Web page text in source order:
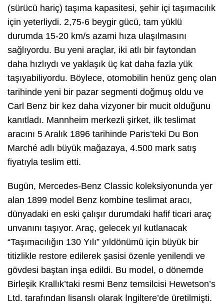
(sürücü hariç) taşıma kapasitesi, şehir içi taşımacılık
için yeterliydi. 2,75-6 beygir gücü, tam yüklü
durumda 15-20 km/s azami hıza ulaşılmasını
sağlıyordu. Bu yeni araçlar, iki atlı bir faytondan
daha hızlıydı ve yaklaşık üç kat daha fazla yük
taşıyabiliyordu. Böylece, otomobilin henüz genç olan
tarihinde yeni bir pazar segmenti doğmuş oldu ve
Carl Benz bir kez daha vizyoner bir mucit olduğunu
kanıtladı. Mannheim merkezli şirket, ilk teslimat
aracını 5 Aralık 1896 tarihinde Paris’teki Du Bon
Marché adlı büyük mağazaya, 4.500 mark satış
fiyatıyla teslim etti.
Bugün, Mercedes-Benz Classic koleksiyonunda yer
alan 1899 model Benz kombine teslimat aracı,
dünyadaki en eski çalışır durumdaki hafif ticari araç
unvanını taşıyor. Araç, gelecek yıl kutlanacak
“Taşımacılığın 130 Yılı” yıldönümü için büyük bir
titizlikle restore edilerek şasisi özenle yenilendi ve
gövdesi baştan inşa edildi. Bu model, o dönemde
Birleşik Krallık’taki resmi Benz temsilcisi Hewetson’s
Ltd. tarafından lisanslı olarak İngiltere’de üretilmişti.